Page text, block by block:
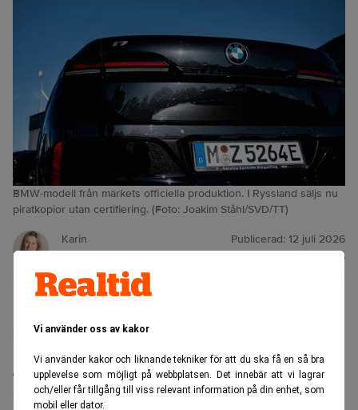
Vi använder oss av kakor
Vi använder kakor och liknande tekniker för att du ska få en så bra
upplevelse som möjligt på webbplatsen. Det innebär att vi lagrar
och/eller får tillgång till viss relevant information på din enhet, som
mobil eller dator.
BMW-modell från märkets officiella produktion. I Ryssland säljs nu
piratkopior utan certifiering. (Foto: Joakim Ståhl/SVD/TT)
Karin
Publicerad: 12 juli 2026
12 juli 2026
nu bygger och säljer BMW‑modeller utan tillstånd i
Ryssland. Bilarna saknar märkets kvalitetskontroll,
certifiering och digitala system – men köps ändå av
ryska kunder.